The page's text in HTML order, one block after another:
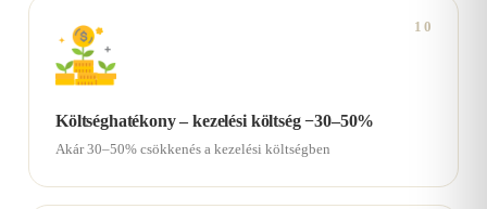
10
Költséghatékony – kezelési költség −30–50%
Akár 30–50% csökkenés a kezelési költségben